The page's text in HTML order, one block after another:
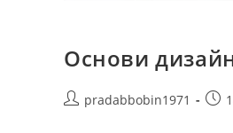
Основи
Авторpradabbobin1971